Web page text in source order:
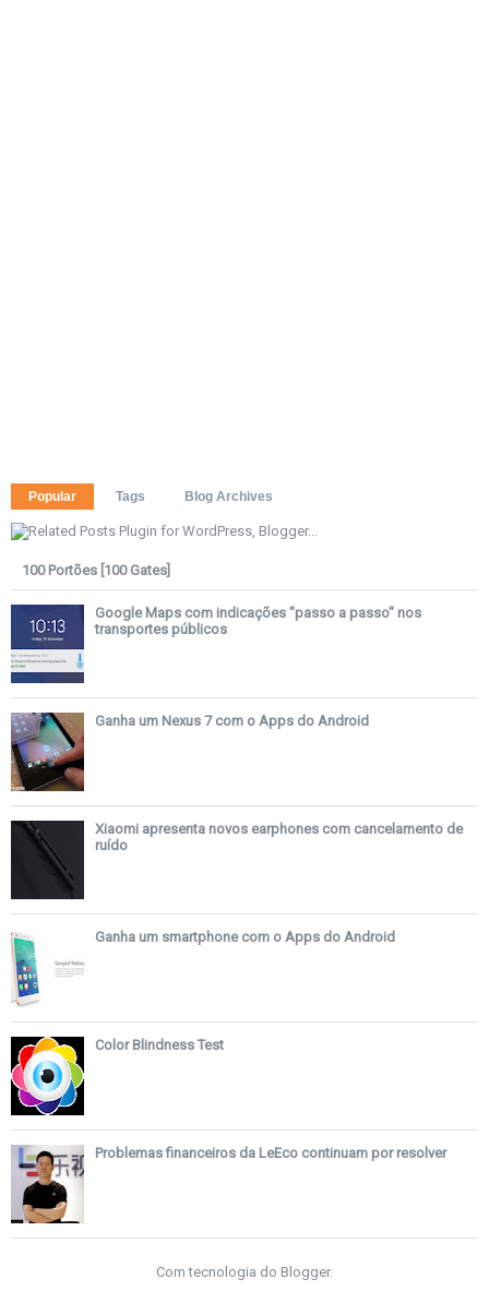
Popular Tags Blog Archives
100 Portões [100 Gates]
Google Maps com indicações "passo a passo" nos
transportes públicos
Ganha um Nexus 7 com o Apps do Android
Xiaomi apresenta novos earphones com cancelamento de
ruído
Ganha um smartphone com o Apps do Android
Color Blindness Test
Problemas financeiros da LeEco continuam por resolver
Com tecnologia do Blogger.